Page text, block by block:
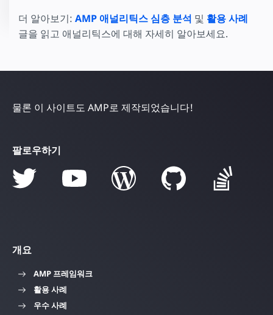
더 알아보기: AMP 애널리틱스 심층 분석 및 활용 사례
글을 읽고 애널리틱스에 대해 자세히 알아보세요.
물론 이 사이트도 AMP로 제작되었습니다!
팔로우하기
개요
AMP 프레임워크
활용 사례
우수 사례